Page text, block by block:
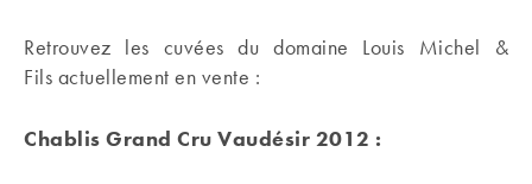
Retrouvez les cuvées du domaine Louis Michel &
Fils actuellement en vente :
Chablis Grand Cru Vaudésir 2012 :